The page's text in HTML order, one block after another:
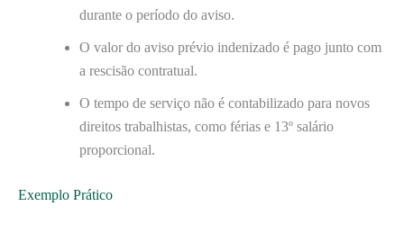
durante o período do aviso.
O valor do aviso prévio indenizado é pago junto com
a rescisão contratual.
O tempo de serviço não é contabilizado para novos
direitos trabalhistas, como férias e 13º salário
proporcional.
Exemplo Prático